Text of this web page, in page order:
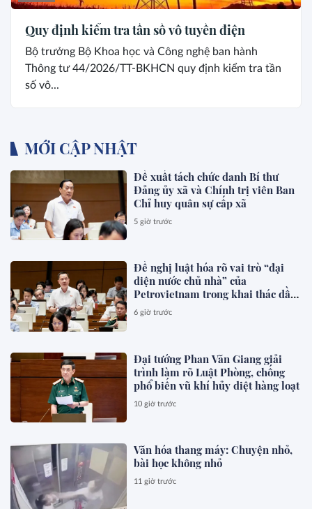
Quy định kiểm tra tần số vô tuyến điện
Bộ trưởng Bộ Khoa học và Công nghệ ban hành
Thông tư 44/2026/TT-BKHCN quy định kiểm tra tần
số vô...
MỚI CẬP NHẬT
Đề xuất tách chức danh Bí thư
Đảng ủy xã và Chính trị viên Ban
Chỉ huy quân sự cấp xã
5 giờ trước
Đề nghị luật hóa rõ vai trò “đại
diện nước chủ nhà” của
Petrovietnam trong khai thác dầu
khí
6 giờ trước
Đại tướng Phan Văn Giang giải
trình làm rõ Luật Phòng, chống
phổ biến vũ khí hủy diệt hàng loạt
10 giờ trước
Văn hóa thang máy: Chuyện nhỏ,
bài học không nhỏ
11 giờ trước